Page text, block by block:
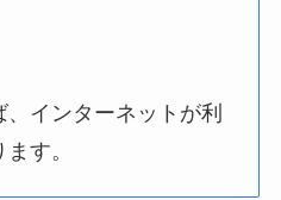
インターネットが利
す。